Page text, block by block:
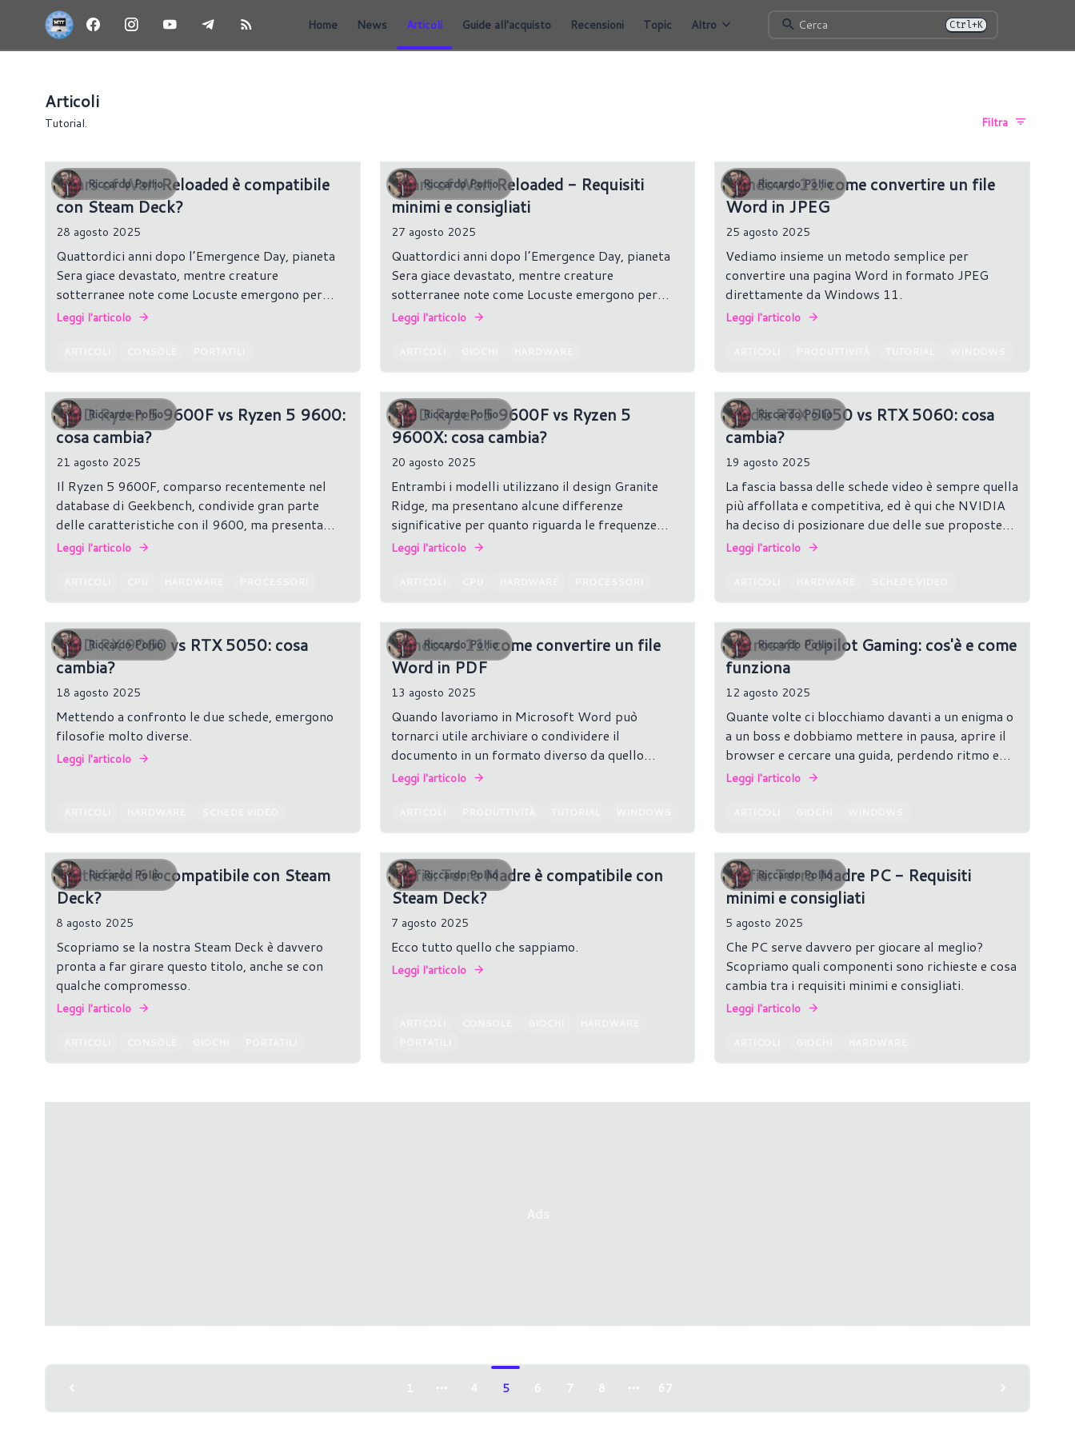
Home News Articoli Guide all'acquisto Recensioni Topic Altro Cerca Ctrl+K
Articoli
Tutorial. Filtra
Riccardo Pollio
Gears of War: Reloaded è compatibile
con Steam Deck?
28 agosto 2025
Quattordici anni dopo l’Emergence Day, pianeta
Sera giace devastato, mentre creature
sotterranee note come Locuste emergono per
sterminare l’umanità.
Leggi l'articolo
Riccardo Pollio
Gears of War: Reloaded - Requisiti
minimi e consigliati
27 agosto 2025
Quattordici anni dopo l’Emergence Day, pianeta
Sera giace devastato, mentre creature
sotterranee note come Locuste emergono per
sterminare l’umanità.
Leggi l'articolo
Riccardo Pollio
Windows 11: come convertire un file
Word in JPEG
25 agosto 2025
Vediamo insieme un metodo semplice per
convertire una pagina Word in formato JPEG
direttamente da Windows 11.
Leggi l'articolo
Riccardo Pollio
AMD Ryzen 5 9600F vs Ryzen 5 9600:
cosa cambia?
21 agosto 2025
Il Ryzen 5 9600F, comparso recentemente nel
database di Geekbench, condivide gran parte
delle caratteristiche con il 9600, ma presenta
alcune differenze chiave, come l’assenza della
Leggi l'articolo
Riccardo Pollio
AMD Ryzen 5 9600F vs Ryzen 5
9600X: cosa cambia?
20 agosto 2025
Entrambi i modelli utilizzano il design Granite
Ridge, ma presentano alcune differenze
significative per quanto riguarda le frequenze
operative, il profilo energetico e la presenza della
Leggi l'articolo
Riccardo Pollio
Nvidia RTX 5050 vs RTX 5060: cosa
cambia?
19 agosto 2025
La fascia bassa delle schede video è sempre quella
più affollata e competitiva, ed è qui che NVIDIA
ha deciso di posizionare due delle sue proposte
più recenti: GeForce RTX 5050 e GeForce RTX
Leggi l'articolo
Riccardo Pollio
AMD RX 9060 vs RTX 5050: cosa
cambia?
18 agosto 2025
Mettendo a confronto le due schede, emergono
filosofie molto diverse.
Leggi l'articolo
Riccardo Pollio
Windows 11: come convertire un file
Word in PDF
13 agosto 2025
Quando lavoriamo in Microsoft Word può
tornarci utile archiviare o condividere il
documento in un formato diverso da quello
nativo, così da adattarlo meglio all’uso che ne
Leggi l'articolo
Riccardo Pollio
Microsoft Copilot Gaming: cos'è e come
funziona
12 agosto 2025
Quante volte ci blocchiamo davanti a un enigma o
a un boss e dobbiamo mettere in pausa, aprire il
browser e cercare una guida, perdendo ritmo e
concentrazione?
Leggi l'articolo
Riccardo Pollio
Battlefield 6 è compatibile con Steam
Deck?
8 agosto 2025
Scopriamo se la nostra Steam Deck è davvero
pronta a far girare questo titolo, anche se con
qualche compromesso.
Leggi l'articolo
Riccardo Pollio
Mafia: Terra Madre è compatibile con
Steam Deck?
7 agosto 2025
Ecco tutto quello che sappiamo.
Leggi l'articolo
Riccardo Pollio
Mafia: Terra Madre PC - Requisiti
minimi e consigliati
5 agosto 2025
Che PC serve davvero per giocare al meglio?
Scopriamo quali componenti sono richieste e cosa
cambia tra i requisiti minimi e consigliati.
Leggi l'articolo
1 4 5 6 7 8 67